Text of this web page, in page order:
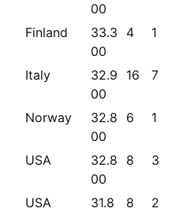
00
Finland
33.3
00
4 1
Italy
32.9
00
16 7
Norway
32.8
00
6 1
USA
32.8
00
8 3
USA
31.8
8 2